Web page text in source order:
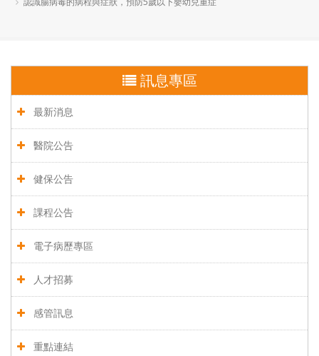
訊息專區
最新消息
醫院公告
健保公告
課程公告
電子病歷專區
人才招募
感管訊息
重點連結